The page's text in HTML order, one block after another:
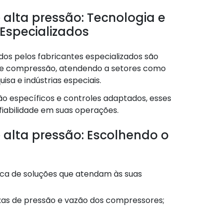
pressão: Tecnologia e
pelos fabricantes especializados são
compressão, atendendo a setores como
e indústrias especiais.
específicos e controles adaptados, esses
em suas operações.
pressão: Escolhendo o
de pressão e vazão dos compressores;